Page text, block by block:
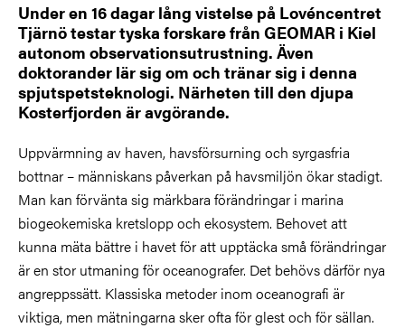
Under en 16 dagar lång vistelse på Lovéncentret
Tjärnö testar tyska forskare från GEOMAR i Kiel
autonom observationsutrustning. Även
doktorander lär sig om och tränar sig i denna
spjutspetsteknologi. Närheten till den djupa
Kosterfjorden är avgörande.
Uppvärmning av haven, havsförsurning och syrgasfria
bottnar – människans påverkan på havsmiljön ökar stadigt.
Man kan förvänta sig märkbara förändringar i marina
biogeokemiska kretslopp och ekosystem. Behovet att
kunna mäta bättre i havet för att upptäcka små förändringar
är en stor utmaning för oceanografer. Det behövs därför nya
angreppssätt. Klassiska metoder inom oceanografi är
viktiga, men mätningarna sker ofta för glest och för sällan.